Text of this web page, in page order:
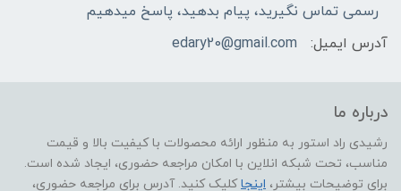
رسمی تماس نگیرید، پیام بدهید، پاسخ میدهیم
آدرس ایمیل:
edary20@gmail.com
درباره ما
رشیدی راد استور به منظور ارائه محصولات با کیفیت بالا و قیمت
مناسب، تحت شبکه انلاین با امکان مراجعه حضوری، ایجاد شده است.
برای توضیحات بیشتر، اینجاکلیک کنید. آدرس برای مراجعه حضوری،